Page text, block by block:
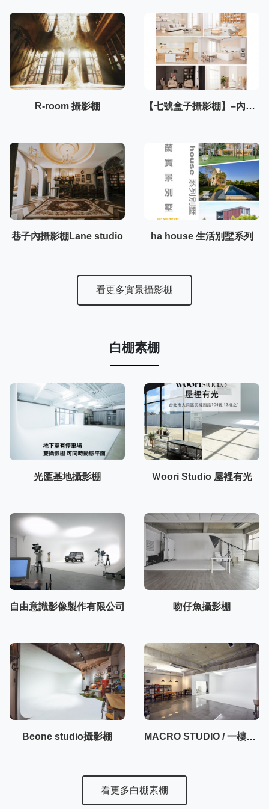
R-room 攝影棚 【七號盒子攝影棚】–內湖棚3F
巷子內攝影棚Lane studio ha house 生活別墅系列
看更多實景攝影棚
白棚素棚
光匯基地攝影棚 Ｗoori Studio 屋裡有光
自由意識影像製作有限公司 吻仔魚攝影棚
Beone studio攝影棚 MACRO STUDIO / 一樓50坪大空間攝影棚
看更多白棚素棚